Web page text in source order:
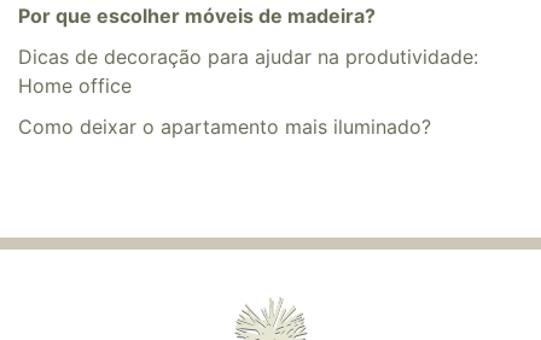
Por que escolher móveis de madeira?
Dicas de decoração para ajudar na produtividade:
Home office
​​Como deixar o apartamento mais iluminado?